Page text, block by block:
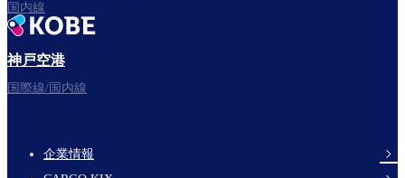
国内線
神戸空港
国際線/国内線
企業情報